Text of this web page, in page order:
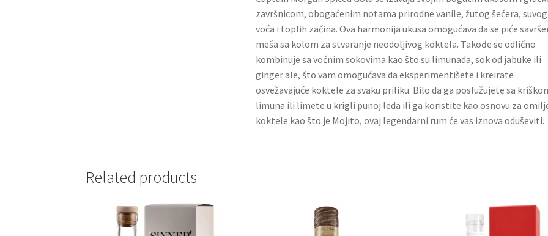
završnicom, obogaćenim notama prirodne vanile, žutog šećera, suvog
voća i toplih začina. Ova harmonija ukusa omogućava da se piće
meša sa kolom za stvaranje neodoljivog koktela. Takođe se odlično
kombinuje sa voćnim sokovima kao što su limunada, sok od jabuke ili
ginger ale, što vam omogućava da eksperimentišete i kreirate
osvežavajuće koktele za svaku priliku. Bilo da ga poslužujete sa
limuna ili limete u krigli punoj leda ili ga koristite kao osnovu za
koktele kao što je Mojito, ovaj legendarni rum će vas iznova oduševiti.
Related products